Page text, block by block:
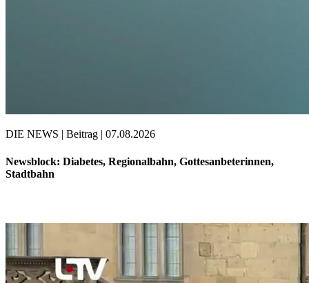
DIE NEWS | Beitrag | 07.08.2026
Newsblock: Diabetes, Regionalbahn, Gottesanbeterinnen,
Stadtbahn